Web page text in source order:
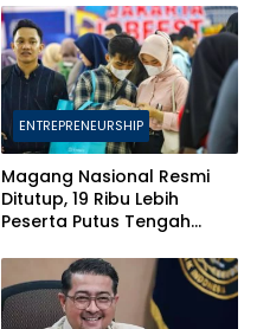
BPJS
ENTREPRENEURSHIP
Magang Nasional Resmi
Ditutup, 19 Ribu Lebih
Peserta Putus Tengah